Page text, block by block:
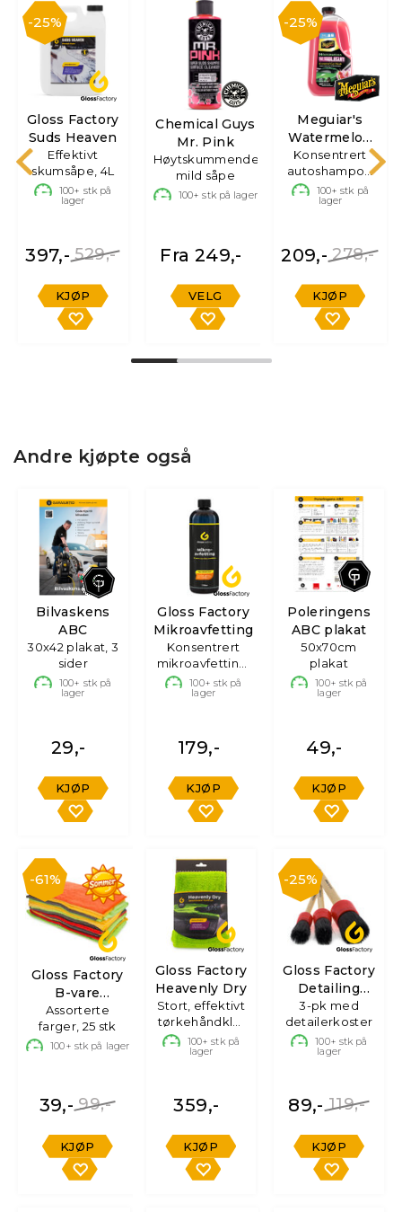
25%
Gloss Factory
Suds Heaven
Effektivt
skumsåpe, 4L
100+ stk på
lager
529,-
397,-
KJØP
Chemical Guys
Mr. Pink
Høytskummende,
mild såpe
100+ stk på lager
Fra 249,-
VELG
25%
Meguiar's
Watermelon
Bubblegum
Car Wash
Konsentrert
autoshampoo
for skånsom
vask
100+ stk på
lager
278,-
209,-
KJØP
Andre kjøpte også
Bilvaskens
ABC
30x42 plakat, 3
sider
100+ stk på
lager
29,-
KJØP
Gloss Factory
Mikroavfetting
Konsentrert
mikroavfetting,
1L
100+ stk på
lager
179,-
KJØP
Poleringens
ABC plakat
50x70cm
plakat
100+ stk på
lager
49,-
KJØP
61%
Gloss Factory
B-vare
Mikrofiberkluter
Assorterte
farger, 25 stk
100+ stk på lager
99,-
39,-
KJØP
Gloss Factory
Heavenly Dry
Stort, effektivt
tørkehåndkle,
70x90 cm
100+ stk på
lager
359,-
KJØP
25%
Gloss Factory
Detailing
Brushes
3-pk med
detailerkoster
100+ stk på
lager
119,-
89,-
KJØP